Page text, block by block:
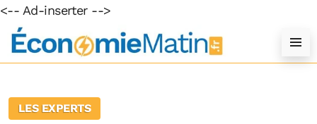
<-- Ad-inserter -->
LES EXPERTS